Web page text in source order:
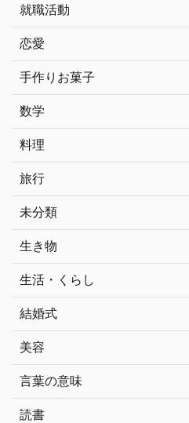
就職活動
恋愛
手作りお菓子
数学
料理
旅行
未分類
生き物
生活・くらし
結婚式
美容
言葉の意味
読書